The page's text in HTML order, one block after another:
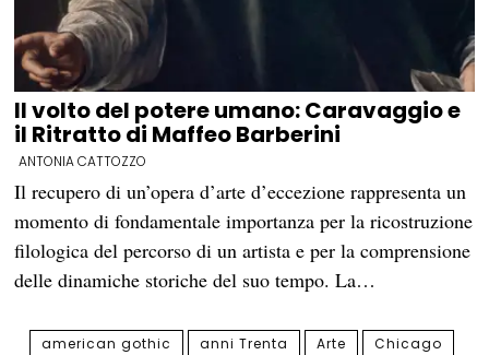
Il volto del potere umano: Caravaggio e
il Ritratto di Maffeo Barberini
ANTONIA CATTOZZO
Il recupero di un’opera d’arte d’eccezione rappresenta un
momento di fondamentale importanza per la ricostruzione
filologica del percorso di un artista e per la comprensione
delle dinamiche storiche del suo tempo. La…
american gothic anni Trenta Arte
Chicago